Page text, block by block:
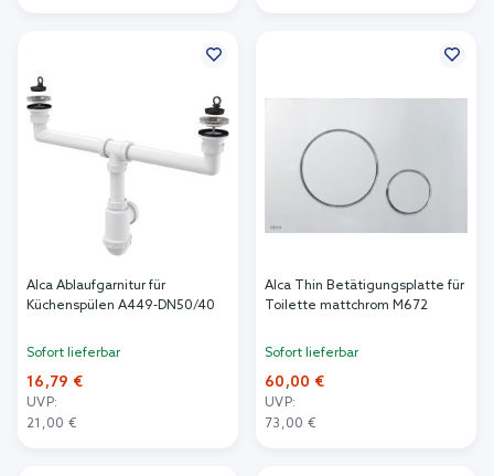
Alca Ablaufgarnitur für
Küchenspülen A449-DN50/40
Sofort lieferbar
16,79 €
UVP:
21,00 €
Alca Thin Betätigungsplatte für
Toilette mattchrom M672
Sofort lieferbar
60,00 €
UVP:
73,00 €